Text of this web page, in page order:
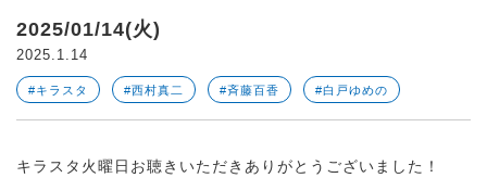
2025/01/14(火)
2025.1.14
#キラスタ #西村真二 #斉藤百香 #白戸ゆめの
キラスタ火曜日お聴きいただきありがとうございました！